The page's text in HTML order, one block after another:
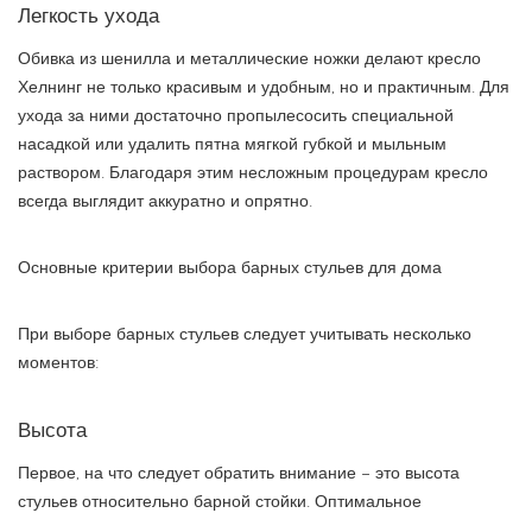
Легкость ухода
Обивка из шенилла и металлические ножки делают кресло
Хелнинг не только красивым и удобным, но и практичным. Для
ухода за ними достаточно пропылесосить специальной
насадкой или удалить пятна мягкой губкой и мыльным
раствором. Благодаря этим несложным процедурам кресло
всегда выглядит аккуратно и опрятно.
Основные критерии выбора барных стульев для дома
При выборе барных стульев следует учитывать несколько
моментов:
Высота
Первое, на что следует обратить внимание – это высота
стульев относительно барной стойки. Оптимальное